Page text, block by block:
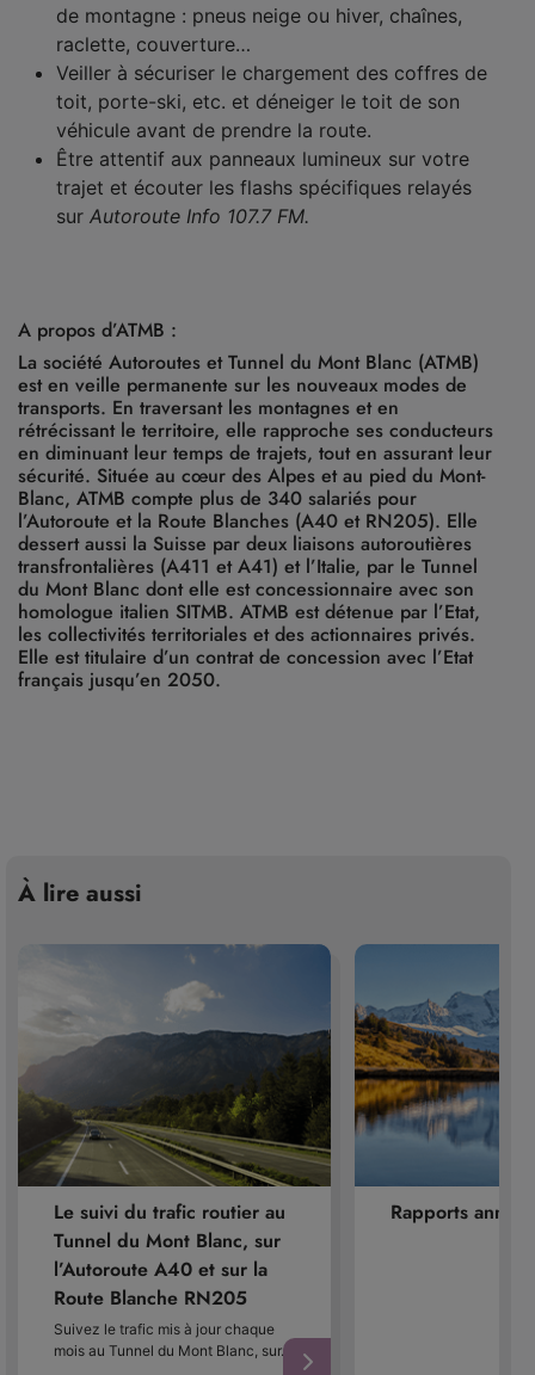
de montagne : pneus neige ou hiver, chaînes,
raclette, couverture…
Veiller à sécuriser le chargement des coffres de
toit, porte-ski, etc. et déneiger le toit de son
véhicule avant de prendre la route.
Être attentif aux panneaux lumineux sur votre
trajet et écouter les flashs spécifiques relayés
sur Autoroute Info 107.7 FM.
A propos d’ATMB :
La société Autoroutes et Tunnel du Mont Blanc (ATMB)
est en veille permanente sur les nouveaux modes de
transports. En traversant les montagnes et en
rétrécissant le territoire, elle rapproche ses conducteurs
en diminuant leur temps de trajets, tout en assurant leur
sécurité. Située au cœur des Alpes et au pied du Mont-
Blanc, ATMB compte plus de 340 salariés pour
l’Autoroute et la Route Blanches (A40 et RN205). Elle
dessert aussi la Suisse par deux liaisons autoroutières
transfrontalières (A411 et A41) et l’Italie, par le Tunnel
du Mont Blanc dont elle est concessionnaire avec son
homologue italien SITMB. ATMB est détenue par l’Etat,
les collectivités territoriales et des actionnaires privés.
Elle est titulaire d’un contrat de concession avec l’Etat
français jusqu’en 2050.
À lire aussi
Le suivi du trafic routier au
Tunnel du Mont Blanc, sur
l’Autoroute A40 et sur la
Route Blanche RN205
Suivez le trafic mis à jour chaque
mois au Tunnel du Mont Blanc, sur…
Rapports